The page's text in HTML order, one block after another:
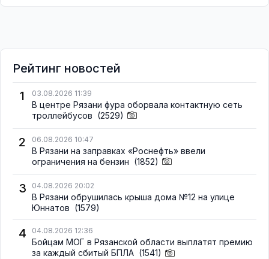
Рейтинг новостей
1
03.08.2026 11:39
В центре Рязани фура оборвала контактную сеть
троллейбусов (2529)
2 06.08.2026 10:47
В Рязани на заправках «Роснефть» ввели
ограничения на бензин (1852)
3 04.08.2026 20:02
В Рязани обрушилась крыша дома №12 на улице
Юннатов (1579)
4 04.08.2026 12:36
Бойцам МОГ в Рязанской области выплатят премию
за каждый сбитый БПЛА (1541)